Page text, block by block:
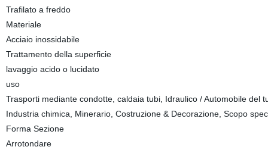
Trafilato a freddo
Materiale
Acciaio inossidabile
Trattamento della superficie
lavaggio acido o lucidato
uso
Trasporti mediante condotte, caldaia tubi, Idraulico / Automobile del
Industria chimica, Minerario, Costruzione & Decorazione, Scopo
Forma Sezione
Arrotondare